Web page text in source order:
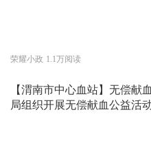
荣耀小政 1.1万阅读
【渭南市中心血站】无偿
局组织开展无偿献血公益活